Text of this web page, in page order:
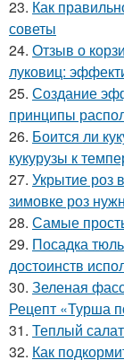
23. Как
советы
24. Отзыв о
луковиц:
25. Создание
принципы
26. Боится ли
кукурузы к
27. Укрытие роз
зимовке роз
28. Самые
29. Посадка
достоинств
30. Зеленая
Рецепт «Турша
31. Теплый
32. Как